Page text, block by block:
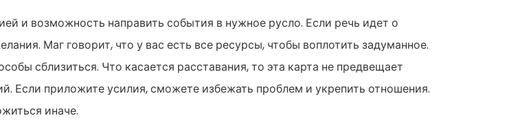
и возможность направить события в нужное русло. Если речь идет о
Маг говорит, что у вас есть все ресурсы, чтобы воплотить задуманное.
сблизиться. Что касается расставания, то эта карта не предвещает
Если приложите усилия, сможете избежать проблем и укрепить отношения.
иначе.